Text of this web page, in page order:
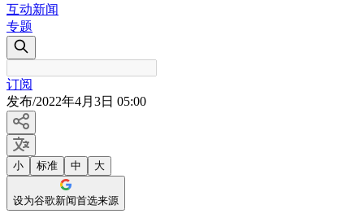
互动新闻
专题
订阅
发布/2022年4月3日 05:00
小 标准 中 大
设为谷歌新闻首选来源